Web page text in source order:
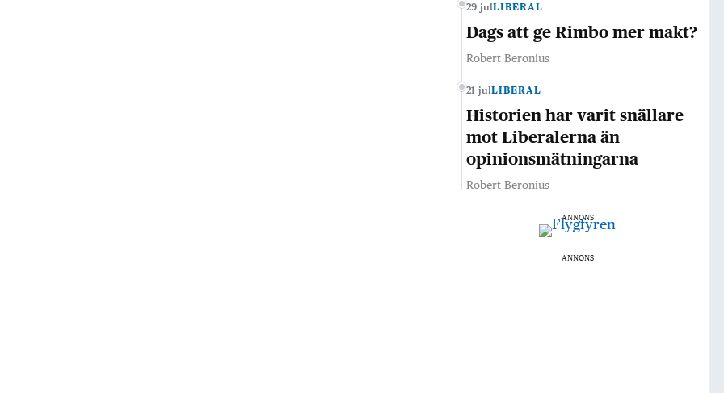
29 julLIBERAL
Dags att ge Rimbo mer makt?
Robert Beronius
21 julLIBERAL
Historien har varit snällare
mot Liberalerna än
opinionsmätningarna
Robert Beronius
ANNONS
ANNONS